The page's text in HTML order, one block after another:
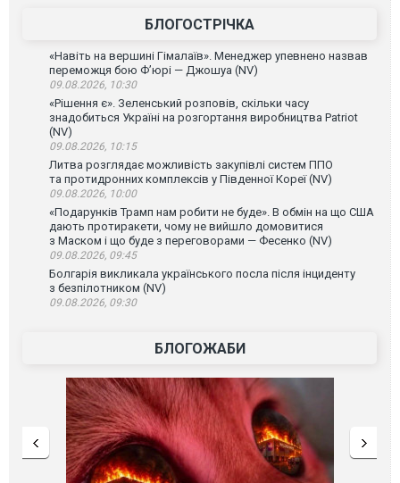
БЛОГОСТРІЧКА
«Навіть на вершині Гімалаїв». Менеджер упевнено назвав
переможця бою Ф’юрі — Джошуа (NV)
09.08.2026, 10:30
«Рішення є». Зеленський розповів, скільки часу
знадобиться Україні на розгортання виробництва Patriot
(NV)
09.08.2026, 10:15
Литва розглядає можливість закупівлі систем ППО
та протидронних комплексів у Південної Кореї (NV)
09.08.2026, 10:00
«Подарунків Трамп нам робити не буде». В обмін на що США
дають протиракети, чому не вийшло домовитися
з Маском і що буде з переговорами — Фесенко (NV)
09.08.2026, 09:45
Болгарія викликала українського посла після інциденту
з безпілотником (NV)
09.08.2026, 09:30
БЛОГОЖАБИ